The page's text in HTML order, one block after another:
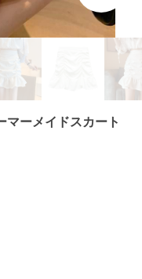
マーメイドスカート